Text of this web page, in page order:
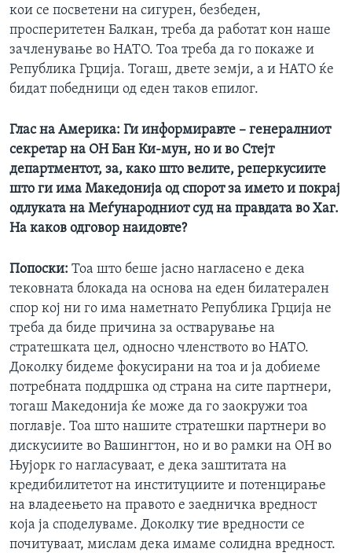
кои се посветени на сигурен, безбеден,
просперитетен Балкан, треба да работат кон наше
зачленување во НАТО. Тоа треба да го покаже и
Република Грција. Тогаш, двете земји, а и НАТО ќе
бидат победници од еден таков епилог.
Глас на Америка: Ги информиравте – генералниот
секретар на ОН Бан Ки-мун, но и во Стејт
департментот, за, како што велите, реперкусиите
што ги има Македонија од спорот за името и покрај
одлуката на Меѓународниот суд на правдата во Хаг.
На каков одговор наидовте?
Попоски: Тоа што беше јасно нагласено е дека
тековната блокада на основа на еден билатерален
спор кој ни го има наметнато Република Грција не
треба да биде причина за остварување на
стратешката цел, односно членството во НАТО.
Доколку бидеме фокусирани на тоа и ја добиеме
потребната поддршка од страна на сите партнери,
тогаш Македонија ќе може да го заокружи тоа
поглавје. Тоа што нашите стратешки партнери во
дискусиите во Вашингтон, но и во рамки на ОН во
Њујорк го нагласуваат, е дека заштитата на
кредибилитетот на институциите и потенцирање
на владеењето на правото е заедничка вредност
која ја споделуваме. Доколку тие вредности се
почитуваат, мислам дека имаме солидна вредност.